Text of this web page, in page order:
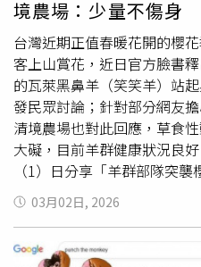
境農場：少量不傷身
台灣近期正值春暖花開的櫻
客上山賞花，近日官方臉書
的瓦萊黑鼻羊（笑笑羊）站
發民眾討論；針對部分網友
清境農場也對此回應，草食
大礙，目前羊群健康狀況良
（1）日分享「羊群部隊突
「現行犯」面對滿山櫻花毫
食，神情淡定且毫無悔意，
影片曝光後引發網友熱烈討
合法拉樹枝卻不會被罵的行
03月02日, 2026